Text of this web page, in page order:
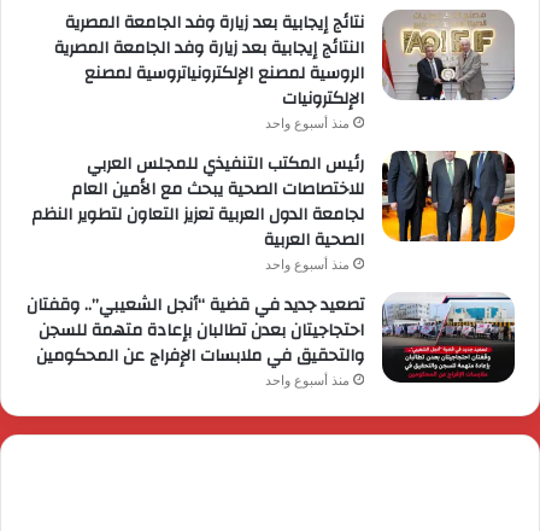
نتائج إيجابية بعد زيارة وفد الجامعة المصرية
النتائج إيجابية بعد زيارة وفد الجامعة المصرية
الروسية لمصنع الإلكترونياتروسية لمصنع
الإلكترونيات
منذ أسبوع واحد
رئيس المكتب التنفيذي للمجلس العربي
للاختصاصات الصحية يبحث مع الأمين العام
لجامعة الدول العربية تعزيز التعاون لتطوير النظم
الصحية العربية
منذ أسبوع واحد
تصعيد جديد في قضية “أنجل الشعيبي”.. وقفتان
احتجاجيتان بعدن تطالبان بإعادة متهمة للسجن
والتحقيق في ملابسات الإفراج عن المحكومين
منذ أسبوع واحد